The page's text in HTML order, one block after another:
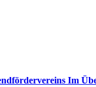
Im